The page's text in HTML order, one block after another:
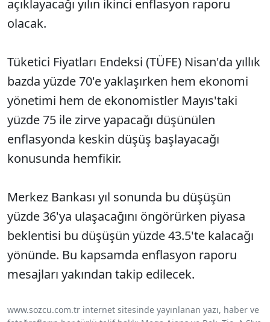
açıklayacağı yılın ikinci enflasyon raporu
olacak.
Tüketici Fiyatları Endeksi (TÜFE) Nisan'da yıllık
bazda yüzde 70'e yaklaşırken hem ekonomi
yönetimi hem de ekonomistler Mayıs'taki
yüzde 75 ile zirve yapacağı düşünülen
enflasyonda keskin düşüş başlayacağı
konusunda hemfikir.
Merkez Bankası yıl sonunda bu düşüşün
yüzde 36'ya ulaşacağını öngörürken piyasa
beklentisi bu düşüşün yüzde 43.5'te kalacağı
yönünde. Bu kapsamda enflasyon raporu
mesajları yakından takip edilecek.
www.sozcu.com.tr internet sitesinde yayınlanan yazı, haber ve